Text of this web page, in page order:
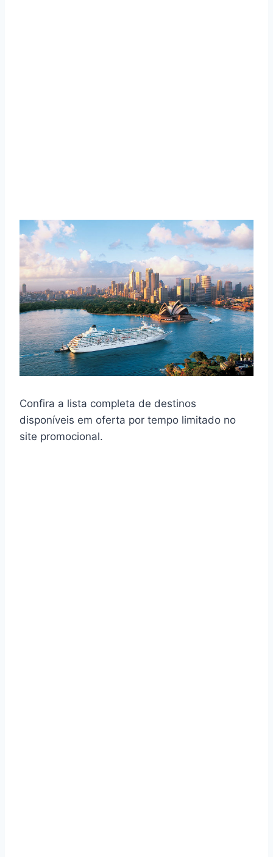
Confira a lista completa de destinos
disponíveis em oferta por tempo limitado no
site promocional.